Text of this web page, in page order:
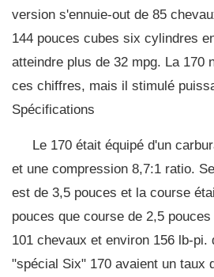
version s'ennuie-out de 85
144 pouces cubes six cylindres
atteindre plus de 32 mpg. La 170
ces chiffres, mais il stimulé
Spécifications
Le 170 était équipé d'un
et une compression 8,7:1 ratio.
est de 3,5 pouces et la course
pouces que course de 2,5
101 chevaux et environ 156 lb-pi.
"spécial Six" 170 avaient un taux